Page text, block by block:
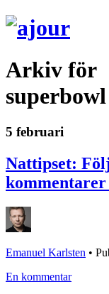
Arkiv för
superbowl
5 februari
Nattipset:
Emanuel Karlsten •
En kommentar